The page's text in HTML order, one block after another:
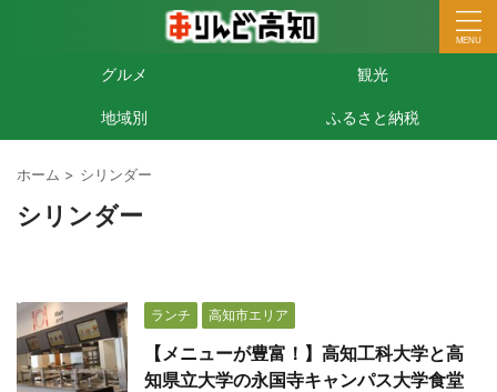
グルメ 観光
地域別 ふるさと納税
ホーム > シリンダー
シリンダー
ランチ 高知市エリア
【メニューが豊富！】高知工科大学と高
知県立大学の永国寺キャンパス大学食堂